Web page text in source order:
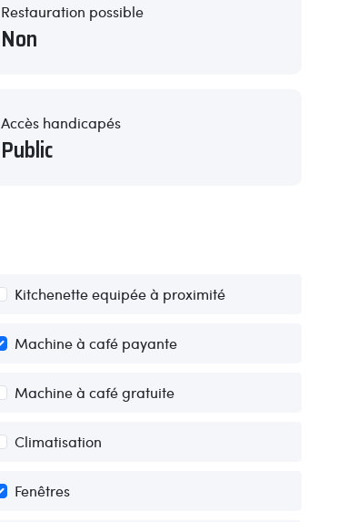
Restauration possible
Non
Accès handicapés
Public
Kitchenette equipée à proximité
Machine à café payante
Machine à café gratuite
Climatisation
Fenêtres